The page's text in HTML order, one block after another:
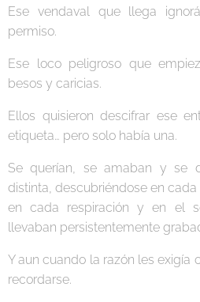
Ese vendaval que llega
permiso.
Ese loco peligroso que
besos y caricias.
Ellos quisieron descifrar ese
etiqueta… pero solo había una.
Se querían, se amaban y se
distinta, descubriéndose en
en cada respiración y en el
llevaban persistentemente
Y aun cuando la razón les exigía
recordarse.